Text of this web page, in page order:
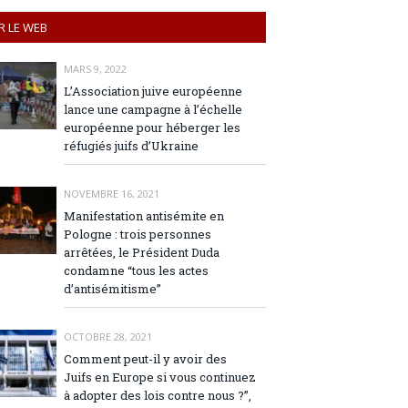
LE WEB
MARS 9, 2022
L’Association juive européenne
lance une campagne à l’échelle
européenne pour héberger les
réfugiés juifs d’Ukraine
NOVEMBRE 16, 2021
Manifestation antisémite en
Pologne : trois personnes
arrêtées, le Président Duda
condamne “tous les actes
d’antisémitisme”
OCTOBRE 28, 2021
Comment peut-il y avoir des
Juifs en Europe si vous continuez
à adopter des lois contre nous ?”,